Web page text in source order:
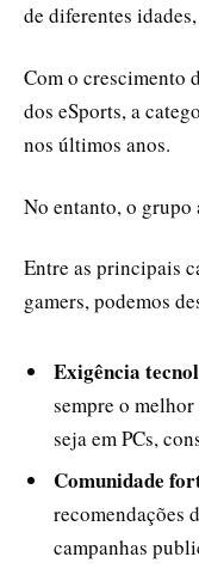
de diferentes
Com o crescimento
dos eSports, a
nos últimos anos.
No entanto, o grupo
Entre as principais
gamers, podemos
Exigência
sempre o
seja em PCs,
Comunidade
recomendações
campanhas